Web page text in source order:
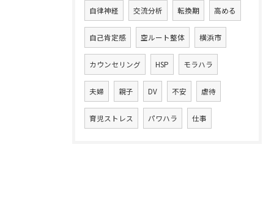
自律神経 交流分析 転換期 高める
自己肯定感 空ルート整体 横浜市
カウンセリング HSP モラハラ
夫婦 親子 DV 不安 虐待
育児ストレス パワハラ 仕事